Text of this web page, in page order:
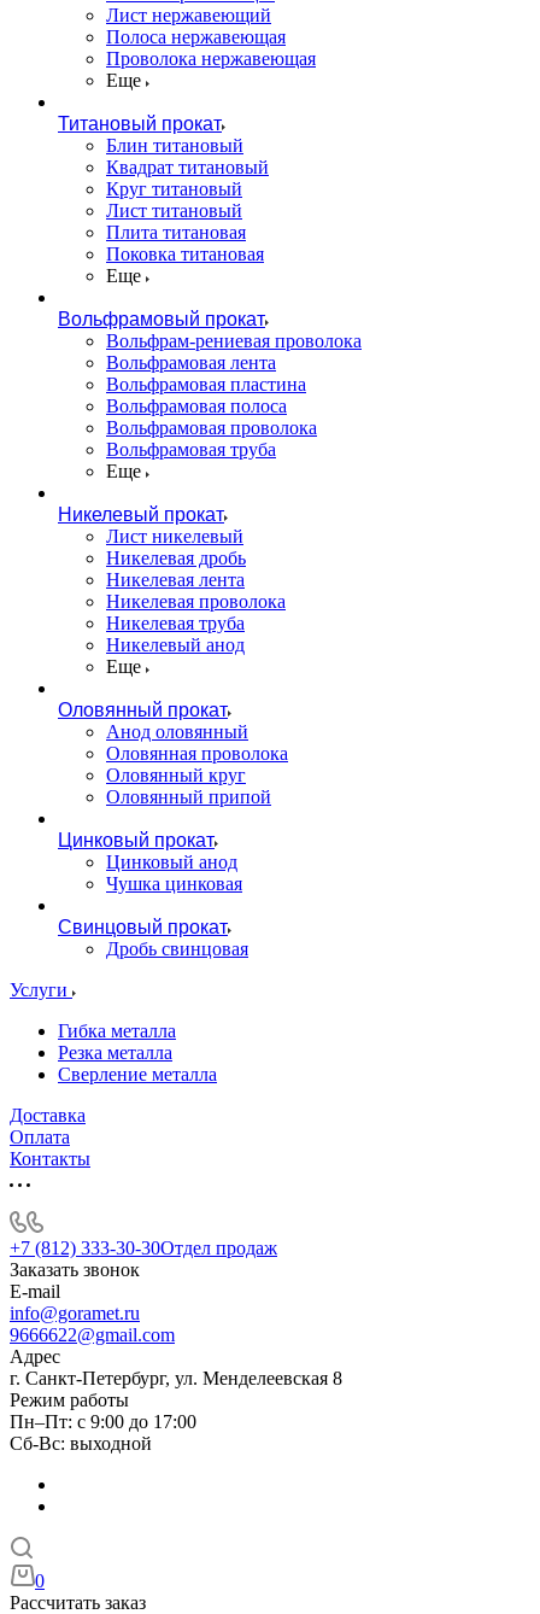
Лист нержавеющий
Полоса нержавеющая
Проволока нержавеющая
Еще
Титановый прокат
Блин титановый
Квадрат титановый
Круг титановый
Лист титановый
Плита титановая
Поковка титановая
Еще
Вольфрамовый прокат
Вольфрам-рениевая проволока
Вольфрамовая лента
Вольфрамовая пластина
Вольфрамовая полоса
Вольфрамовая проволока
Вольфрамовая труба
Еще
Никелевый прокат
Лист никелевый
Никелевая дробь
Никелевая лента
Никелевая проволока
Никелевая труба
Никелевый анод
Еще
Оловянный прокат
Анод оловянный
Оловянная проволока
Оловянный круг
Оловянный припой
Цинковый прокат
Цинковый анод
Чушка цинковая
Свинцовый прокат
Дробь свинцовая
Услуги
Гибка металла
Резка металла
Сверление металла
Доставка
Оплата
Контакты
+7 (812) 333-30-30Отдел продаж
Заказать звонок
E-mail
info@goramet.ru
9666622@gmail.com
Адрес
г. Санкт-Петербург, ул. Менделеевская 8
Режим работы
Пн–Пт: с 9:00 до 17:00
Сб-Вс: выходной
0
Рассчитать заказ